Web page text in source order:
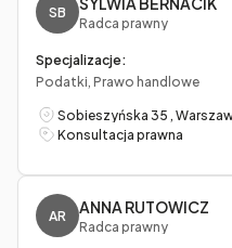
SB
Radca prawny
Specjalizacje:
Podatki, Prawo handlowe
Sobieszyńska 35 ,
Konsultacja prawna
AR ANNA RUTOWICZ
Radca prawny